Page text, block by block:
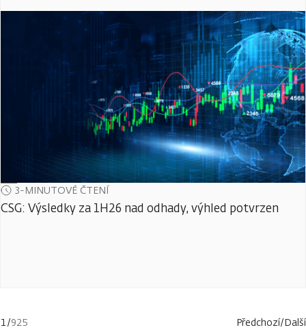
3-MINUTOVÉ ČTENÍ
CSG: Výsledky za 1H26 nad odhady, výhled potvrzen
1/925 Předchozí/Další